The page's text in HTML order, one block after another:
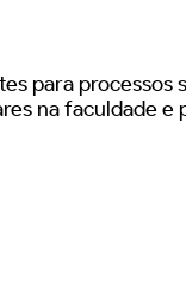
para processos
na faculdade e